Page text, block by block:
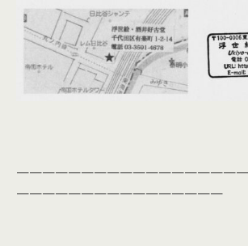
————————————————